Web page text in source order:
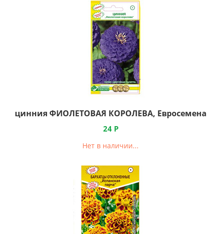
цинния ФИОЛЕТОВАЯ КОРОЛЕВА, Евросемена
24 Р
Нет в наличии...